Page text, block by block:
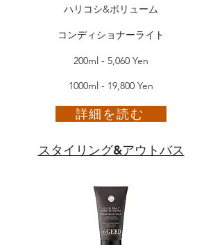
ハリコシ&ボリューム
コンディショナーライト
200ml - 5,060 Yen
1000ml - 19,800 Yen
詳細を読む
スタイリング&アウトバス